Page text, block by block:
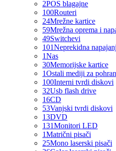
2POS blagajne
100Routeri
24Mrežne kartice
59Mrežna oprema i
49Switchevi
101Neprekidna
1Nas
30Memorijske kartice
1Ostali mediji za
100Interni tvrdi diskovi
32Usb flash drive
16CD
53Vanjski tvrdi diskovi
13DVD
131Monitori LED
1Matrični pisači
25Mono laserski pisači